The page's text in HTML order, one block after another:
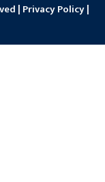
| Privacy Policy|